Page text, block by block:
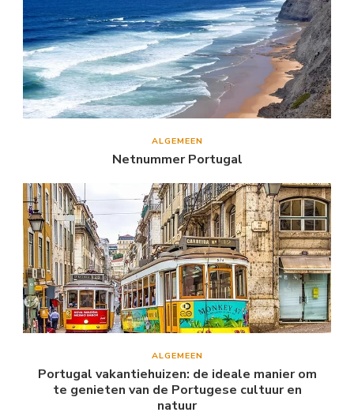
ALGEMEEN
Netnummer Portugal
ALGEMEEN
Portugal vakantiehuizen: de ideale manier om
te genieten van de Portugese cultuur en
natuur